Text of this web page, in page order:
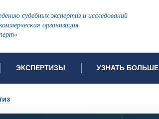
судебных экспертиз и исследований
организация
ЭКСПЕРТИЗЫ
видов проводимых экспертиз
УЗНАТЬ БОЛЬШЕ
Видео